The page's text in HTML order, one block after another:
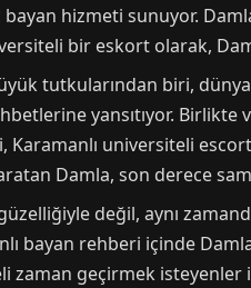
bayan hizmeti sunuyor.
bir eskort olarak,
tutkularından biri,
yansıtıyor.
universiteli
Damla, son derece
değil, aynı
bayan rehberi içinde
zaman geçirmek isteyenler